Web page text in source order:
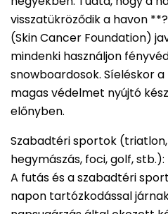
visszatükröződik a havon
(Skin Cancer Foundation)
mindenki használjon
snowboardosok. Síeléskor
magas védelmet nyújtó
előnyben.
Szabadtéri sportok
hegymászás, foci, golf, stb.):
A futás és a szabadtéri
napon tartózkodással